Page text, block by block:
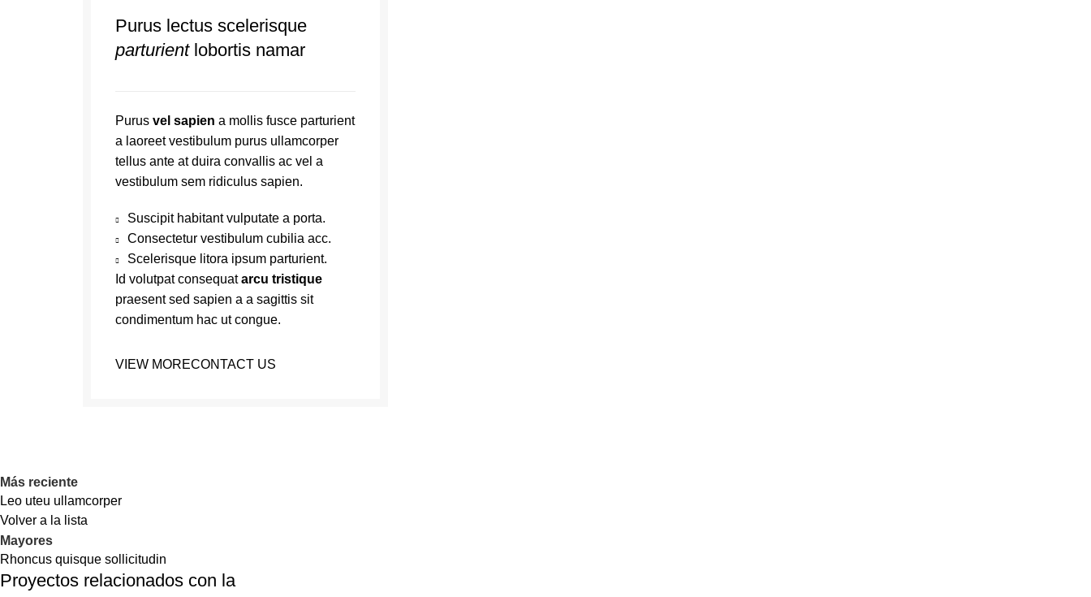
Purus lectus scelerisque
parturientlobortis namar
Purus vel sapien a mollis fusce parturient
a laoreet vestibulum purus ullamcorper
tellus ante at duira convallis ac vel a
vestibulum sem ridiculus sapien.
Suscipit habitant vulputate a porta.
Consectetur vestibulum cubilia acc.
Scelerisque litora ipsum parturient.
Id volutpat consequatarcu tristique
praesent sed sapien a a sagittis sit
condimentum hac ut congue.
VIEW MORECONTACT US
Más reciente
Leo uteu ullamcorper
Volver a la lista
Mayores
Rhoncus quisque sollicitudin
Proyectos relacionados con la